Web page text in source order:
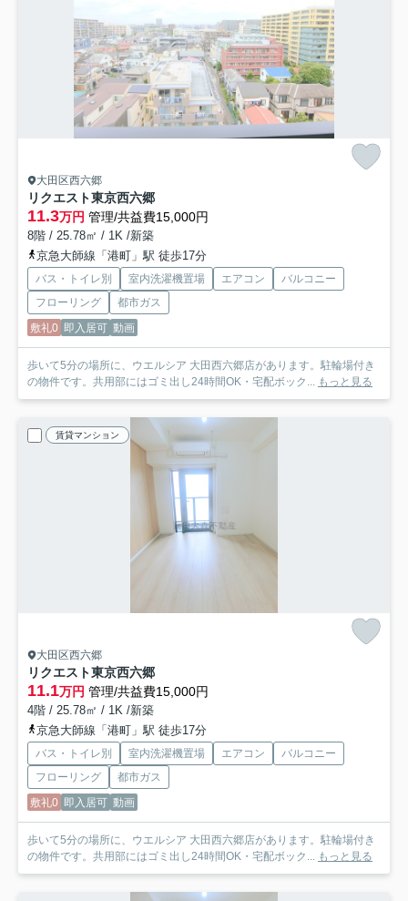
大田区西六郷
リクエスト東京西六郷
11.3万円 管理/共益費15,000円
8階 / 25.78㎡ / 1K /新築
京急大師線「港町」駅 徒歩17分
バス・トイレ別 室内洗濯機置場 エアコン
バルコニー
フローリング
都市ガス
敷礼0 即入居可 動画
歩いて5分の場所に、ウエルシア 大田西六郷店があります。駐輪場付き
の物件です。共用部にはゴミ出し24時間OK・宅配ボック... もっと見る
賃貸マンション
大田区西六郷
リクエスト東京西六郷
11.1万円 管理/共益費15,000円
4階 / 25.78㎡ / 1K /新築
京急大師線「港町」駅 徒歩17分
バス・トイレ別 室内洗濯機置場 エアコン
バルコニー
フローリング
都市ガス
敷礼0 即入居可 動画
歩いて5分の場所に、ウエルシア 大田西六郷店があります。駐輪場付き
の物件です。共用部にはゴミ出し24時間OK・宅配ボック... もっと見る